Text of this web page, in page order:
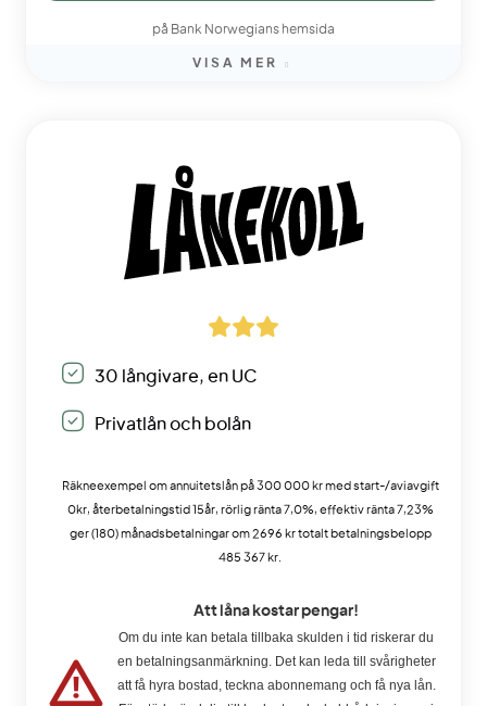
på Bank Norwegians hemsida
VISA MER
30 långivare, en UC
Privatlån och bolån
Räkneexempel om annuitetslån på 300 000 kr med start-/aviavgift
0kr, återbetalningstid 15år, rörlig ränta 7,0%, effektiv ränta 7,23%
ger (180) månadsbetalningar om 2696 kr totalt betalningsbelopp
485 367 kr.
Att låna kostar pengar!
Om du inte kan betala tillbaka skulden i tid riskerar du
en betalningsanmärkning. Det kan leda till svårigheter
att få hyra bostad, teckna abonnemang och få nya lån.